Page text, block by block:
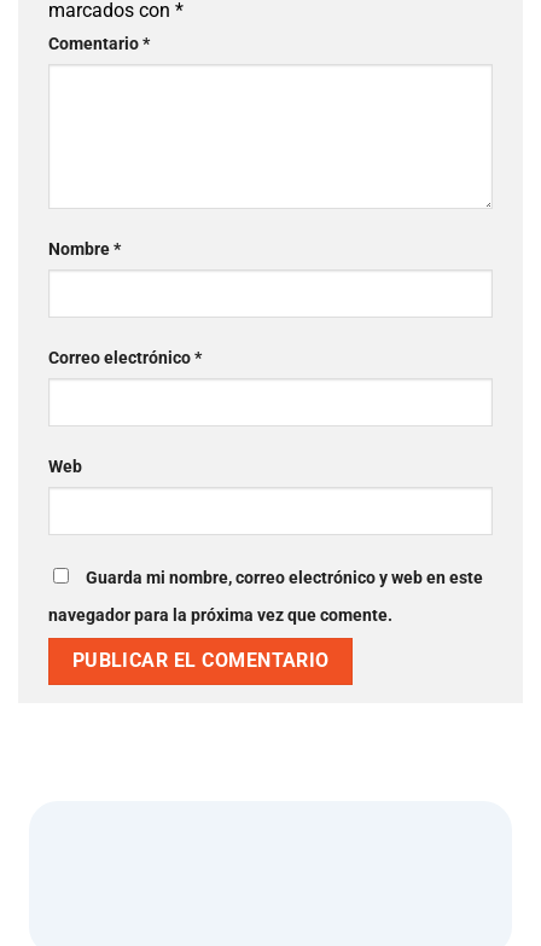
marcados con *
Comentario*
Nombre*
Correo electrónico*
Web
Guarda mi nombre, correo electrónico y web en este
navegador para la próxima vez que comente.